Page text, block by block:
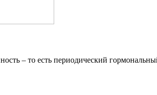
– то есть периодический